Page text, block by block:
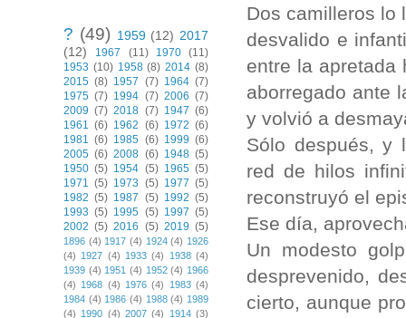
Dos camilleros lo
desvalido e
entre la apretada
aborregado ante
y volvió a
Sólo después, y
red de hilos
reconstruyó el
Ese día,
Un modesto
desprevenido,
cierto, aunque
? (49) 1959 (12) 2017
(12)
1967 (11) 1970 (11)
1953 (10) 1958 (8) 2014 (8)
2015 (8) 1957 (7) 1964 (7)
1975 (7) 1994 (7) 2006 (7)
2009 (7) 2018 (7) 1947 (6)
1961 (6) 1962 (6) 1972 (6)
1981 (6) 1985 (6) 1999 (6)
2005 (6) 2008 (6) 1948 (5)
1950 (5) 1954 (5) 1965 (5)
1971 (5) 1973 (5) 1977 (5)
1982 (5) 1987 (5) 1992 (5)
1993 (5) 1995 (5) 1997 (5)
2002 (5) 2016 (5) 2019 (5)
1896 (4) 1917 (4) 1924 (4) 1926
(4) 1927 (4) 1933 (4) 1938 (4)
1939 (4) 1951 (4) 1952 (4) 1966
(4) 1968 (4) 1976 (4) 1983 (4)
1984 (4) 1986 (4) 1988 (4) 1989
(4) 1990 (4) 2007 (4) 1914 (3)